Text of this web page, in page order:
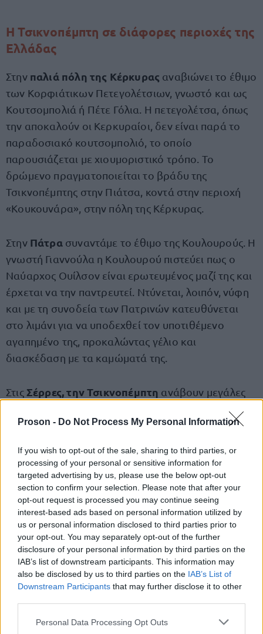
Proson - Do Not Process My Personal Information
If you wish to opt-out of the sale, sharing to third parties, or
processing of your personal or sensitive information for
targeted advertising by us, please use the below opt-out
section to confirm your selection. Please note that after your
opt-out request is processed you may continue seeing
interest-based ads based on personal information utilized by
us or personal information disclosed to third parties prior to
your opt-out. You may separately opt-out of the further
disclosure of your personal information by third parties on the
IAB’s list of downstream participants. This information may
also be disclosed by us to third parties on the IAB’s List of
Downstream Participants that may further disclose it to other
Please note that this website/app uses one or more Google
Personal Data Processing Opt Outs
Η Τσικνοπέμπτη σε διάφορες περιοχές της
Ελλάδας
Στην παλιά πόλη της Κέρκυρας αναβιώνει το έθιμο
των Κορφιάτικων Πετεγολέτσιων, γνωστό και ως
Κουτσομπολιά ή Πέτε Γόλια. Η πετεγολέτσα, όπως
την αποκαλούν οι Κερκυραίοι, δεν είναι παρά το
παραδοσιακό κουτσομπολιό, το οποίο
παρουσιάζεται με χιουμοριστικό τρόπο. Το
δρώμενο πραγματοποιείται το βράδυ της
Τσικνοπέμπτης στην Πιάτσα, κοντά στην περιοχή
«Κουκουνάρα», στην πόλη της Κέρκυρας.
Στην Πάτρα συναντάμε το έθιμο της Κουλουρούς. Η
γνωστή Γιαννούλα η Κουλουρού πιστεύει πως ο
Ναύαρχος Ουίλσον είναι ερωτευμένος μαζί της και
έρχεται να την παντρευτεί. Ντύνεται, λοιπόν, νύφη
και με τη συνοδεία των Πατρινών κατευθύνεται
στο λιμάνι για να υποδεχθεί τον υποτιθέμενο
αγαπημένο της, προκαλώντας γέλιο και
διασκέδαση με τα καμώματά της.
ΣτιςΣέρρες, την Τσικνοπέμπτη ανάβουν μεγάλες
το κρέας. Αφού ολοκληρωθεί το ψήσιμο, οι
στο τέλος κάποιο μέλος της παρέας αναλαμβάνει με
χιούμορ τα «προξενιά», ανακατεύοντας τα
κάρβουνα με ένα ξύλο.
ΣτηνΚομοτηνή, το έθιμο περιλαμβάνει το
καψάλισμα της κότας που θα καταναλωθεί την
επόμενη Κυριακή της Απόκρεω. Παράλληλα, τα
αρραβωνιασμένα ζευγάρια ανταλλάσσουν
φαγώσιμα δώρα: ο αρραβωνιαστικός προσφέρει
στην αρραβωνιαστικιά του μια κότα, τον κούρκο,
ενώ εκείνη ανταποδίδει με μπακλαβά και μια